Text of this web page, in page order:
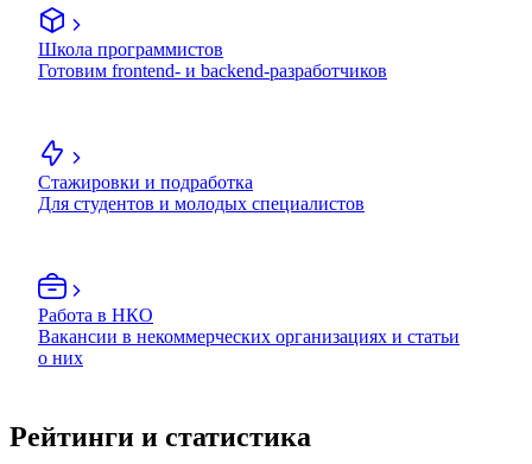
Школа программистов
Готовим frontend- и backend-разработчиков
Стажировки и подработка
Для студентов и молодых специалистов
Работа в НКО
Вакансии в некоммерческих организациях и статьи
о них
Рейтинги и статистика